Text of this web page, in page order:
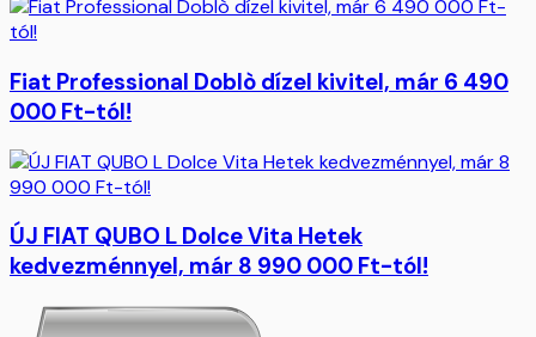
Fiat Professional Doblò dízel kivitel, már 6 490
000 Ft-tól!
ÚJ FIAT QUBO L Dolce Vita Hetek
kedvezménnyel, már 8 990 000 Ft-tól!